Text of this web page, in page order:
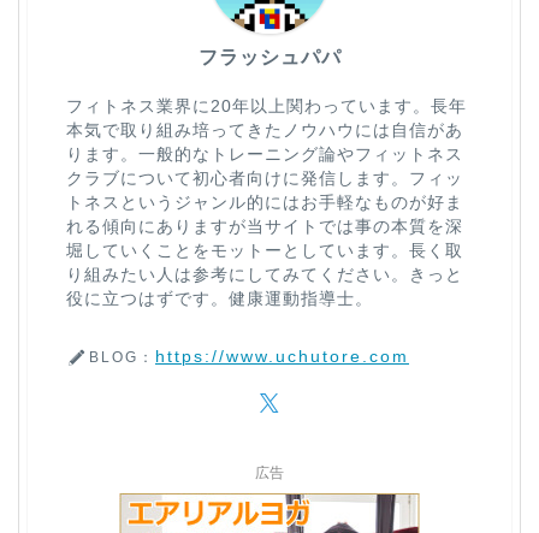
フラッシュパパ
フィトネス業界に20年以上関わっています。長年
本気で取り組み培ってきたノウハウには自信があ
ります。一般的なトレーニング論やフィットネス
クラブについて初心者向けに発信します。フィッ
トネスというジャンル的にはお手軽なものが好ま
れる傾向にありますが当サイトでは事の本質を深
堀していくことをモットーとしています。長く取
り組みたい人は参考にしてみてください。きっと
役に立つはずです。健康運動指導士。
BLOG： https://www.uchutore.com
広告